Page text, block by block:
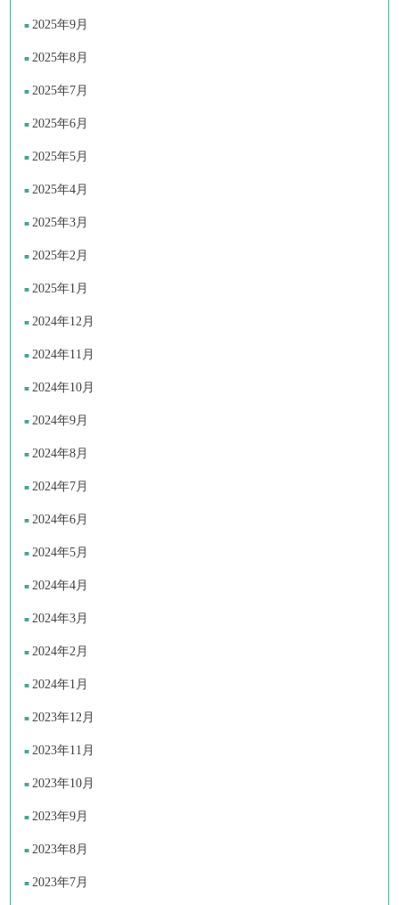
2025年9月
2025年8月
2025年7月
2025年6月
2025年5月
2025年4月
2025年3月
2025年2月
2025年1月
2024年12月
2024年11月
2024年10月
2024年9月
2024年8月
2024年7月
2024年6月
2024年5月
2024年4月
2024年3月
2024年2月
2024年1月
2023年12月
2023年11月
2023年10月
2023年9月
2023年8月
2023年7月